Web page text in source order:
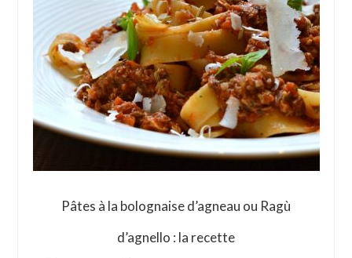
Pâtes à la bolognaise d’agneau ou Ragù
d’agnello : la recette